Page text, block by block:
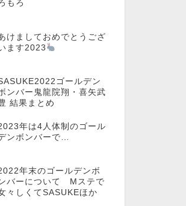
もろ
けましておめでとうござ
ます2023
ゴールデン
ンバー鬼龍院翔・喜矢武
結果まとめ
年は4人体制のゴール
ンボンバーで…
年末のゴールデンボ
バーについて Mステで
々しくてSASUKEほか